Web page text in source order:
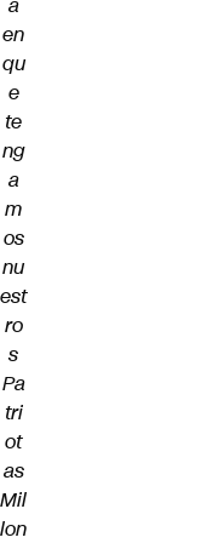
en
qu
e
te
ng
a
m
os
nu
est
ro
s
Pa
tri
ot
as
Mil
lon